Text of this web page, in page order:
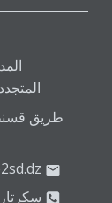
سكرتارية: +213